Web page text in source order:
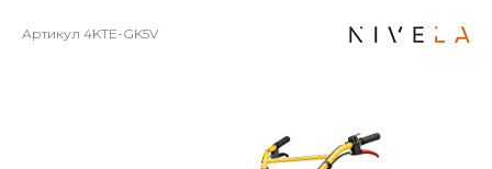
Артикул 4KTE-GK5V